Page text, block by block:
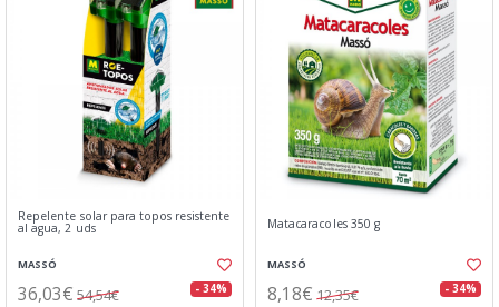
Repelente solar para topos resistente
al agua, 2 uds
MASSÓ
36,03€ 54,54€ - 34%
Matacaracoles 350 g
MASSÓ
8,18€ 12,35€ - 34%